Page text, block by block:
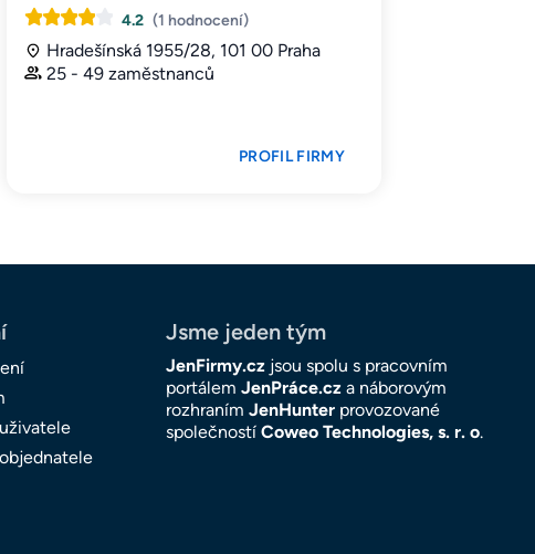
4.2 (1 hodnocení)
Hradešínská 1955/28, 101 00 Praha
25 - 49 zaměstnanců
PROFIL FIRMY
Jsme jeden tým
JenFirmy.cz jsou spolu s pracovním
portálem JenPráce.cz a náborovým
rozhraním JenHunter provozované
společností Coweo Technologies, s. r. o.